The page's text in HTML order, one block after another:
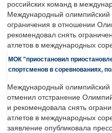
российских команд в
Международный
ограничения в отношении
рекомендовал снять
атлетов в международных
МОК "приостановил
спортсменов в соревнованиях,
Международный
отменил отстранение
и рекомендовала снять
атлетов в международных
заявление опубликовала